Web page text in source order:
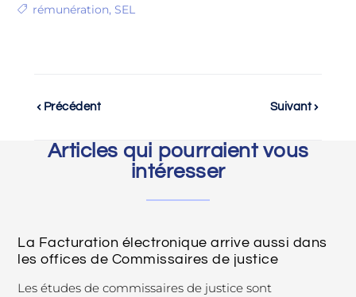
rémunération, SEL
Précédent Suivant
Articles qui pourraient vous
intéresser
La Facturation électronique arrive aussi dans
les offices de Commissaires de justice
Les études de commissaires de justice sont